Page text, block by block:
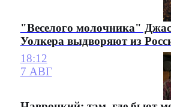
"Веселого молочника"
Уолкера выдворяют из
18:12
7 АВГ